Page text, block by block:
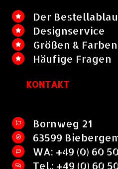
Der
Designservice
Größen & Farben
Häufige Fragen
KONTAKT
Bornweg 21
63599
WA: +49 (0) 60
Tel.: +49 (0) 60